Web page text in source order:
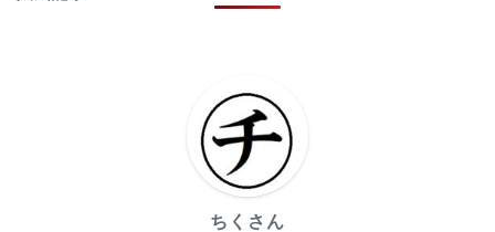
ちくさん